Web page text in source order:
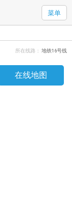
菜单
所在线路： 地铁16号线
在线地图